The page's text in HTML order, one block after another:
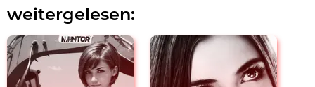
weitergelesen: